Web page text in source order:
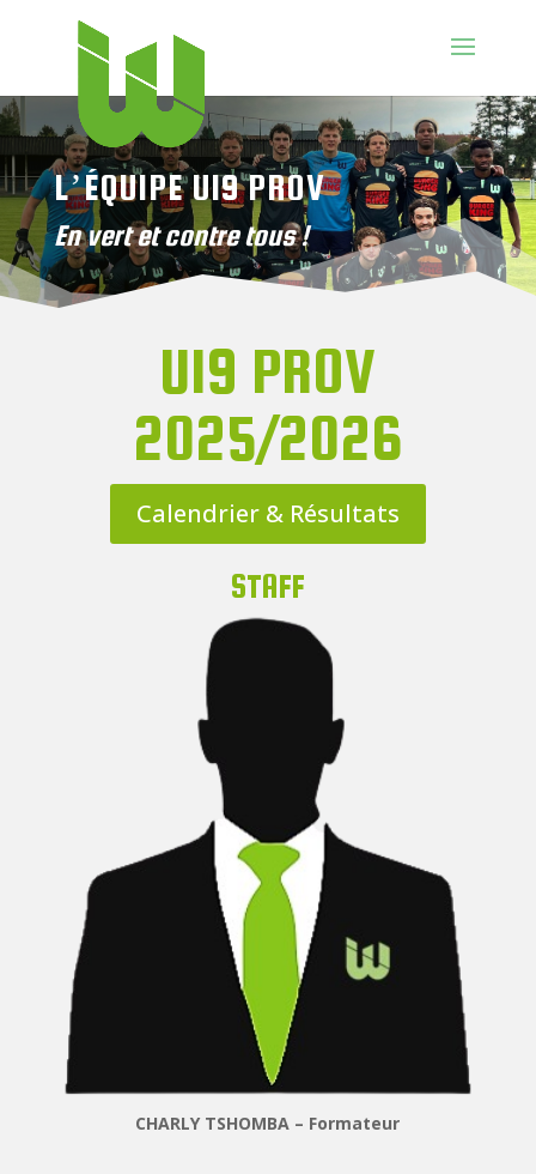
L’ÉQUIPE U19 PROV
En vert et contre tous !
U19 PROV
2025/2026
Calendrier & Résultats
STAFF
CHARLY TSHOMBA – Formateur